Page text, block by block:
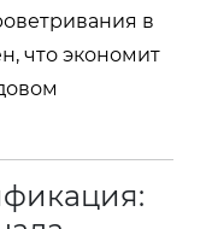
в
что экономит